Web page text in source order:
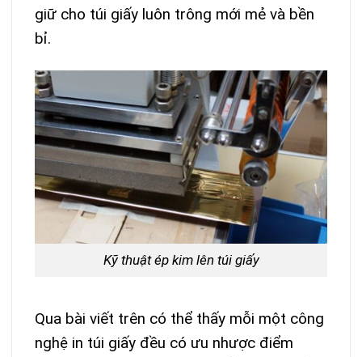
giữ cho túi giấy luôn trông mới mẻ và bền
bỉ.
Kỹ thuật ép kim lên túi giấy
Qua bài viết trên có thể thấy mỗi một công
nghệ in túi giấy đều có ưu nhược điểm